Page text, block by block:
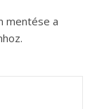
mentése a